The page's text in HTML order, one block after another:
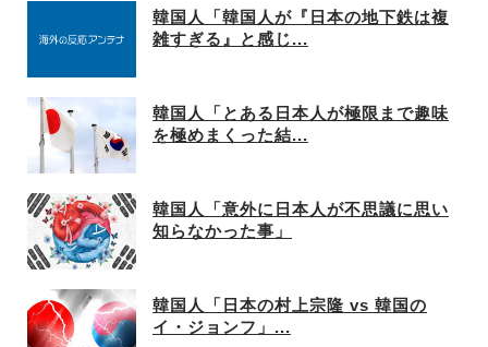
韓国人「韓国人が『日本の地下鉄は複
雑すぎる』と感じ...
韓国人「とある日本人が極限まで趣味
を極めまくった結...
韓国人「意外に日本人が不思議に思い
知らなかった事」
韓国人「日本の村上宗隆 vs 韓国の
イ・ジョンフ」...